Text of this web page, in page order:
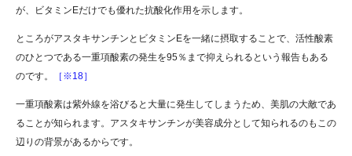
が、ビタミンEだけでも優れた抗酸化作用を示します。
ところがアスタキサンチンとビタミンEを一緒に摂取することで、活性酸素
のひとつである一重項酸素の発生を95％まで抑えられるという報告もある
のです。
［※18］
一重項酸素は紫外線を浴びると大量に発生してしまうため、美肌の大敵であ
ることが知られます。アスタキサンチンが美容成分として知られるのもこの
辺りの背景があるからです。